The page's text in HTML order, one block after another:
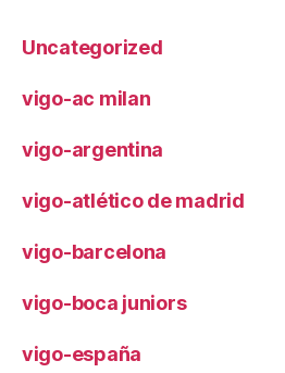
Uncategorized
vigo-ac milan
vigo-argentina
vigo-atlético de madrid
vigo-barcelona
vigo-boca juniors
vigo-españa